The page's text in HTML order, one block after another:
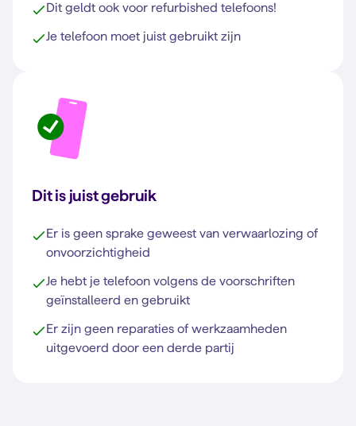
Dit geldt ook voor refurbished telefoons!
Je telefoon moet juist gebruikt zijn
Dit is juist gebruik
Er is geen sprake geweest van verwaarlozing of
onvoorzichtigheid
Je hebt je telefoon volgens de voorschriften
geïnstalleerd en gebruikt
Er zijn geen reparaties of werkzaamheden
uitgevoerd door een derde partij